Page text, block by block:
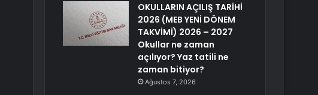
OKULLARIN AÇILIŞ TARİHİ
2026 (MEB YENİ DÖNEM
TAKVİMİ) 2026 – 2027
Okullar ne zaman
açılıyor? Yaz tatili ne
zaman bitiyor?
Ağustos 7, 2026